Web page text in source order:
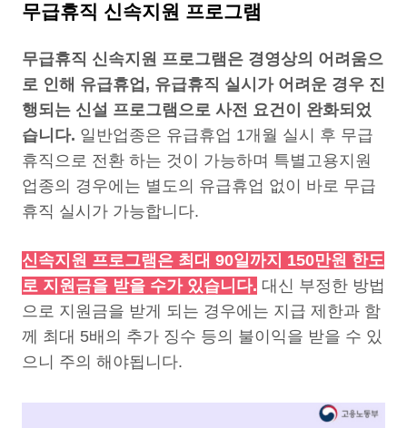
무급휴직 신속지원 프로그램
무급휴직 신속지원 프로그램은 경영상의 어려움으
로 인해 유급휴업, 유급휴직 실시가 어려운 경우 진
행되는 신설 프로그램으로 사전 요건이 완화되었
습니다. 일반업종은 유급휴업 1개월 실시 후 무급
휴직으로 전환 하는 것이 가능하며 특별고용지원
업종의 경우에는 별도의 유급휴업 없이 바로 무급
휴직 실시가 가능합니다.
신속지원 프로그램은 최대 90일까지 150만원 한도
로 지원금을 받을 수가 있습니다. 대신 부정한 방법
으로 지원금을 받게 되는 경우에는 지급 제한과 함
께 최대 5배의 추가 징수 등의 불이익을 받을 수 있
으니 주의 해야됩니다.